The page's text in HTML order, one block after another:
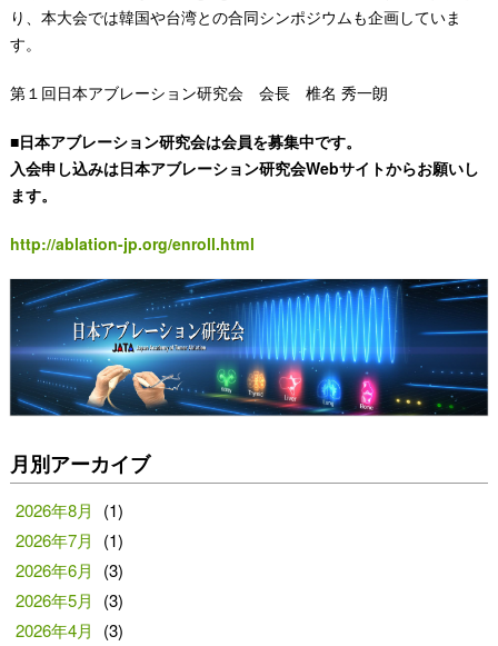
り、本大会では韓国や台湾との合同シンポジウムも企画していま
す。
第１回日本アブレーション研究会 会長 椎名 秀一朗
■日本アブレーション研究会は会員を募集中です。
入会申し込みは日本アブレーション研究会Webサイトからお願いし
ます。
http://ablation-jp.org/enroll.html
月別アーカイブ
2026年8月
(1)
2026年7月
(1)
2026年6月
(3)
2026年5月
(3)
2026年4月
(3)